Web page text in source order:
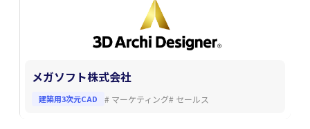
メガソフト株式会社
建築用3次元CAD # マーケティング# セールス